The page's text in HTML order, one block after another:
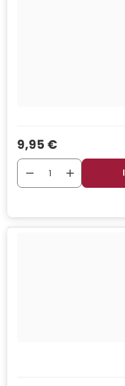
Verkaufspreis
9,95 €